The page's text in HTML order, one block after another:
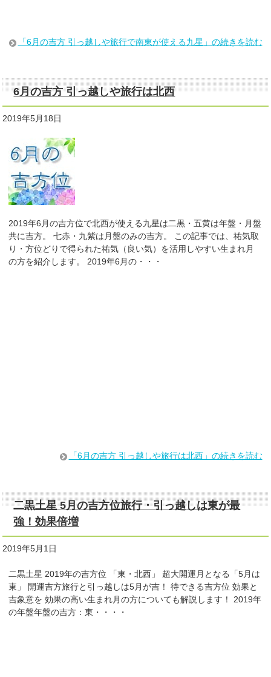
「6月の吉方 引っ越しや旅行で南東が使える九星」の続きを読む
6月の吉方 引っ越しや旅行は北西
2019年5月18日
2019年6月の吉方位で北西が使える九星は二黒・五黄は年盤・月盤
共に吉方。 七赤・九紫は月盤のみの吉方。 この記事では、祐気取
り・方位どりで得られた祐気（良い気）を活用しやすい生まれ月
の方を紹介します。 2019年6月の・・・
「6月の吉方 引っ越しや旅行は北西」の続きを読む
二黒土星 5月の吉方位旅行・引っ越しは東が最
強！効果倍増
2019年5月1日
二黒土星 2019年の吉方位 「東・北西」 超大開運月となる「5月は
東」 開運吉方旅行と引っ越しは5月が吉！ 待できる吉方位 効果と
吉象意を 効果の高い生まれ月の方についても解説します！ 2019年
の年盤年盤の吉方：東・・・・